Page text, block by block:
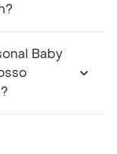
Baby